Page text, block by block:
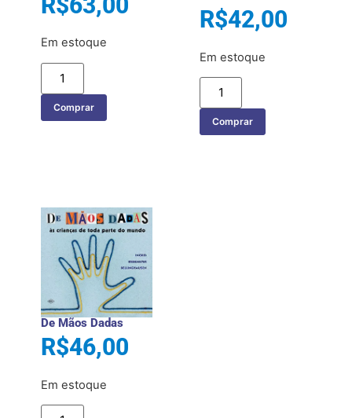
Em estoque
Comprar
R$42,00
Em estoque
Comprar
De Mãos Dadas
R$46,00
Em estoque